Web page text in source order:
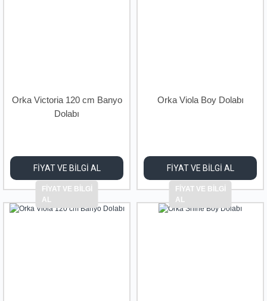
Orka Victoria 120 cm Banyo
Dolabı
FİYAT VE BİLGİ AL
FİYAT VE BİLGİ
AL
Orka Viola Boy Dolabı
FİYAT VE BİLGİ AL
FİYAT VE BİLGİ
AL